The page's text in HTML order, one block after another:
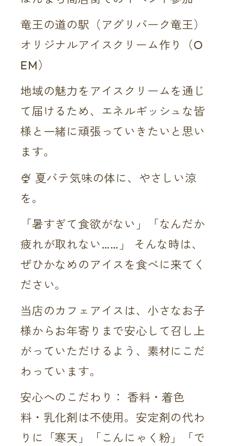
竜王の道の駅（アグリパーク竜王）
オリジナルアイスクリーム作り（O
EM）
地域の魅力をアイスクリームを通じ
て届けるため、エネルギッシュな皆
様と一緒に頑張っていきたいと思い
ます。
🍨 夏バテ気味の体に、やさしい涼
を。
「暑すぎて食欲がない」「なんだか
疲れが取れない……」 そんな時は、
ぜひかなめのアイスを食べに来てく
ださい。
当店のカフェアイスは、小さなお子
様からお年寄りまで安心して召し上
がっていただけるよう、素材にこだ
わっています。
安心へのこだわり： 香料・着色
料・乳化剤は不使用。安定剤の代わ
りに「寒天」「こんにゃく粉」「で